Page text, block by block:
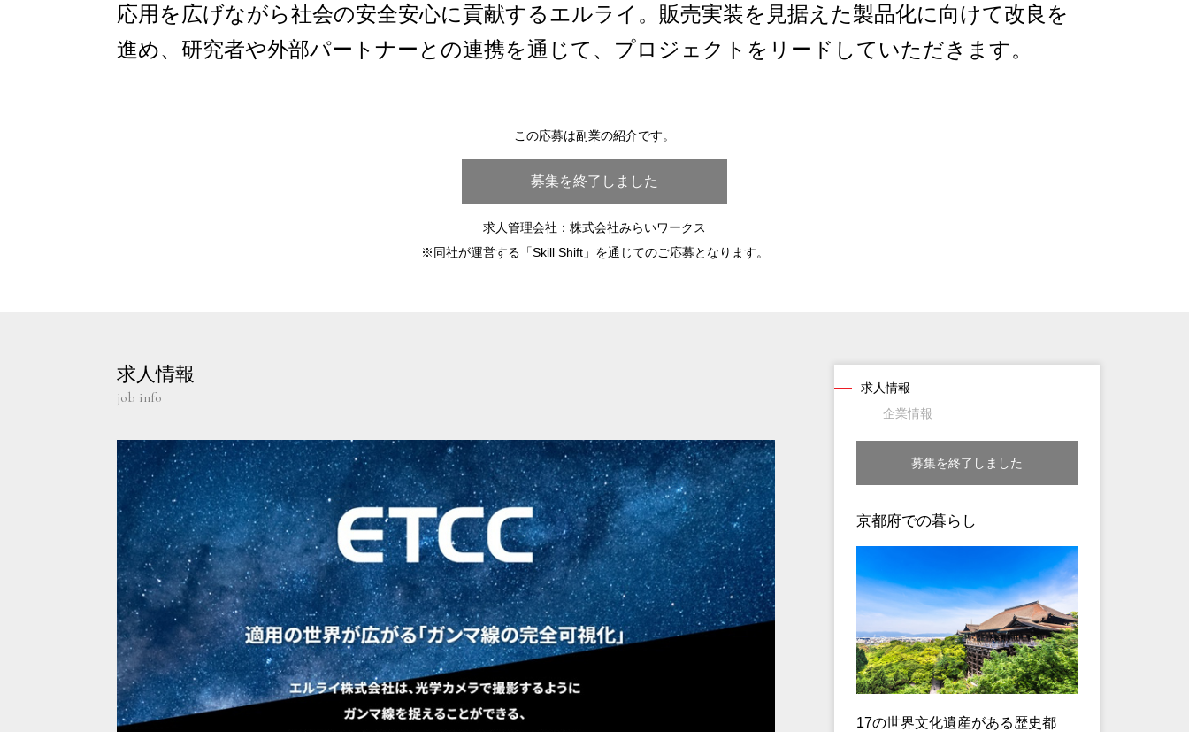
応用を広げながら社会の安全安心に貢献するエルライ。販売実装を見据えた製品化に向けて改良を
進め、研究者や外部パートナーとの連携を通じて、プロジェクトをリードしていただきます。
この応募は副業の紹介です。
募集を終了しました
求人管理会社：株式会社みらいワークス
※同社が運営する「Skill Shift」を通じてのご応募となります。
求人情報
job info
求人情報
企業情報
募集を終了しました
京都府での暮らし
17の世界文化遺産がある歴史都